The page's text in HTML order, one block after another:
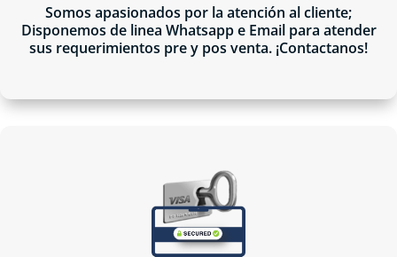
Somos apasionados por la atención al cliente;
Disponemos de linea Whatsapp e Email para atender
sus requerimientos pre y pos venta. ¡Contactanos!